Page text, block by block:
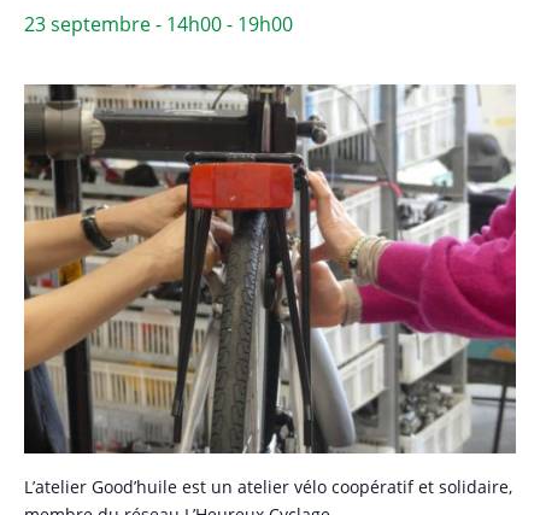
23 septembre - 14h00- 19h00
L’atelier Good’huile est un atelier vélo coopératif et solidaire,